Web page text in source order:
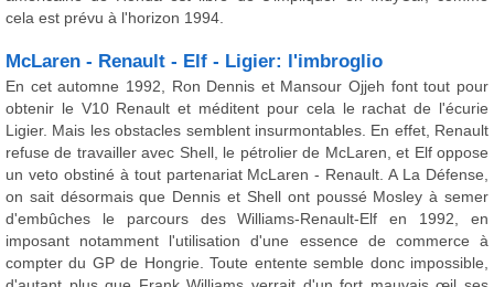
cela est prévu à l'horizon 1994.
McLaren - Renault - Elf - Ligier: l'imbroglio
En cet automne 1992, Ron Dennis et Mansour Ojjeh font tout pour
obtenir le V10 Renault et méditent pour cela le rachat de l'écurie
Ligier. Mais les obstacles semblent insurmontables. En effet, Renault
refuse de travailler avec Shell, le pétrolier de McLaren, et Elf oppose
un veto obstiné à tout partenariat McLaren - Renault. A La Défense,
on sait désormais que Dennis et Shell ont poussé Mosley à semer
d'embûches le parcours des Williams-Renault-Elf en 1992, en
imposant notamment l'utilisation d'une essence de commerce à
compter du GP de Hongrie. Toute entente semble donc impossible,